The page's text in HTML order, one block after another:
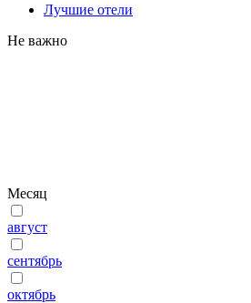
Лучшие отели
Не важно
Месяц
август
сентябрь
октябрь